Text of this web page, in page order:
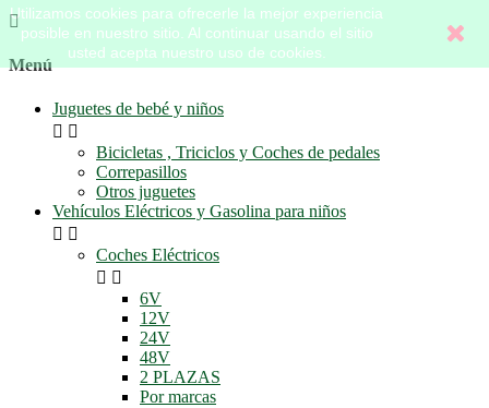
Utilizamos cookies para ofrecerle la mejor experiencia
posible en nuestro sitio. Al continuar usando el sitio
usted acepta nuestro uso de cookies.

Menú
Juguetes de bebé y niños
 
Bicicletas , Triciclos y Coches de pedales
Correpasillos
Otros juguetes
Vehículos Eléctricos y Gasolina para niños
 
Coches Eléctricos
 
6V
12V
24V
48V
2 PLAZAS
Por marcas